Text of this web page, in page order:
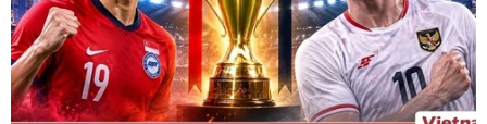
Lực lượng phòng không Saudi Arabia ngày 22/4 thông
báo đã đánh chặn một tên lửa đạn đạo do lực lượng
Houthi bắn về phía thành phố biên giới Najran của
Saudi Arabia.